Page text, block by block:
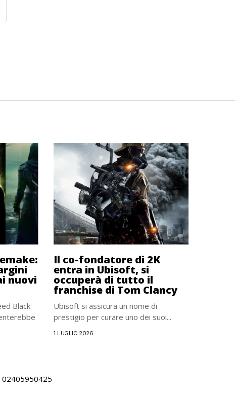
nuovi
Black
Il co-fondatore di 2K
entra in Ubisoft, si
occuperà di tutto il
franchise di Tom Clancy
Ubisoft si assicura un nome di
prestigio per curare uno dei suoi...
1 LUGLIO 2026